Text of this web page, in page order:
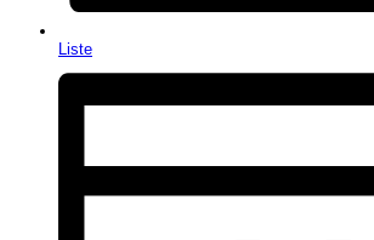
Liste